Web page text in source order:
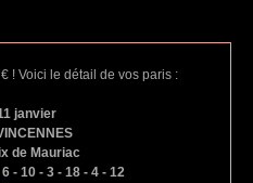
! Voici le détail de vos paris :
janvier
de Mauriac
- 10 - 3 - 18 - 4 - 12